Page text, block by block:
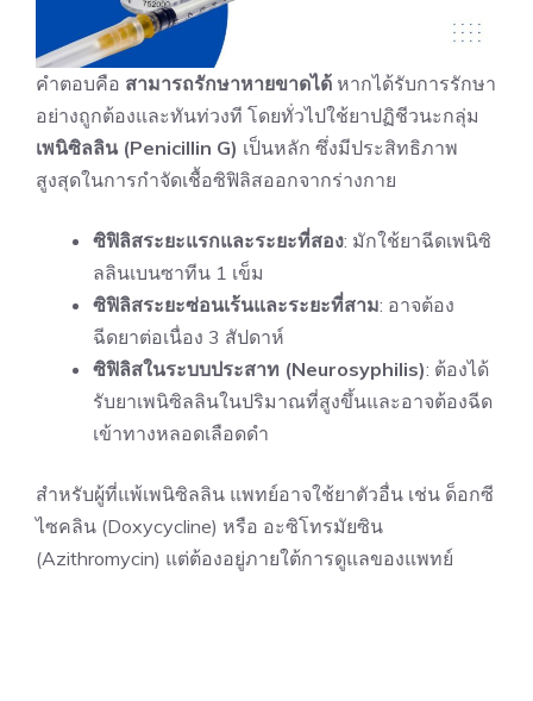
คำตอบคือ สามารถรักษาหายขาดได้ หากได้รับการรักษา
อย่างถูกต้องและทันท่วงที โดยทั่วไปใช้ยาปฏิชีวนะกลุ่ม
เพนิซิลลิน (Penicillin G) เป็นหลัก ซึ่งมีประสิทธิภาพ
สูงสุดในการกำจัดเชื้อซิฟิลิสออกจากร่างกาย
ซิฟิลิสระยะแรกและระยะที่สอง: มักใช้ยาฉีดเพนิซิ
ลลินเบนซาทีน 1 เข็ม
ซิฟิลิสระยะซ่อนเร้นและระยะที่สาม: อาจต้อง
ฉีดยาต่อเนื่อง 3 สัปดาห์
ซิฟิลิสในระบบประสาท (Neurosyphilis): ต้องได้
รับยาเพนิซิลลินในปริมาณที่สูงขึ้นและอาจต้องฉีด
เข้าทางหลอดเลือดดำ
สำหรับผู้ที่แพ้เพนิซิลลิน แพทย์อาจใช้ยาตัวอื่น เช่น ด็อกซี
ไซคลิน (Doxycycline) หรือ อะซิโทรมัยซิน
(Azithromycin) แต่ต้องอยู่ภายใต้การดูแลของแพทย์